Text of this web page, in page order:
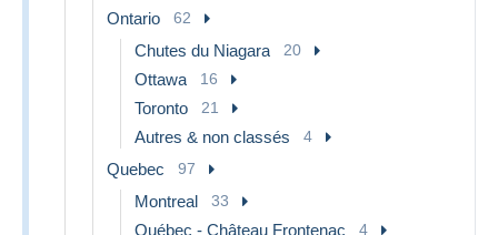
Ontario 62
Chutes du Niagara 20
Ottawa 16
Toronto 21
Autres & non classés 4
Quebec 97
Montreal 33
Québec - Château Frontenac 4